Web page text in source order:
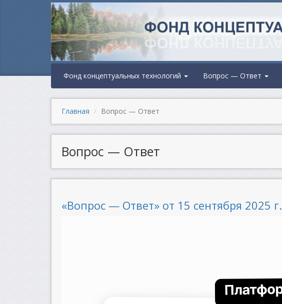
Фонд концептуальных технологий Вопрос — Ответ
Главная Вопрос — Ответ
Вопрос — Ответ
«Вопрос — Ответ» от 15 сентября 2025 г.